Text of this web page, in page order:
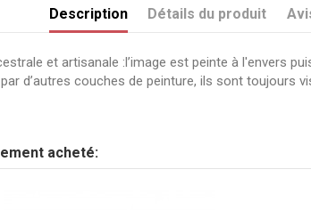
Description Détails du produit
et artisanale :l’image est peinte à l'envers
d’autres couches de peinture, ils sont toujours
!
acheté: